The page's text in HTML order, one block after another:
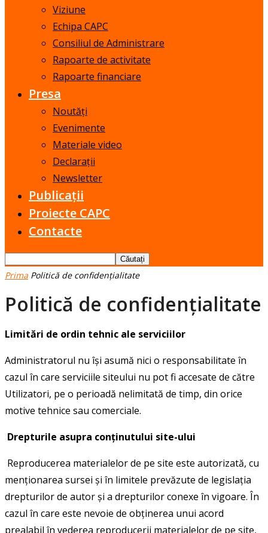
Viziune
Echipa CAPC
Consiliul de Administrare
Rapoarte de activitate
Rapoarte financiare
Presa
Noutăți
Evenimente
Materiale video
Declarații
Newsletter
Publicații
Proiecte CAPC
Contacte
Prima Politică de confidențialitate
Politică de confidențialitate
Limitări de ordin tehnic ale serviciilor
Administratorul nu îşi asumă nici o responsabilitate în
cazul în care serviciile siteului nu pot fi accesate de către
Utilizatori, pe o perioadă nelimitată de timp, din orice
motive tehnice sau comerciale.
Drepturile asupra conținutului site-ului
Reproducerea materialelor de pe site este autorizată, cu
menţionarea sursei şi în limitele prevăzute de legislaţia
drepturilor de autor şi a drepturilor conexe în vigoare. În
cazul în care este nevoie de obţinerea unui acord
prealabil în vederea reproducerii materialelor de pe site,